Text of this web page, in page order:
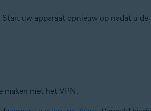
uw apparaat opnieuw op nadat u
maken met het VPN.